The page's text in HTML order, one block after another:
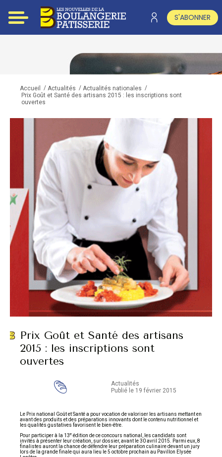
S'ABONNER
Accueil / Actualités / Actualités nationales /
Prix Goût et Santé des artisans 2015 : les inscriptions sont
ouvertes
Prix Goût et Santé des artisans
2015 : les inscriptions sont
ouvertes
Actualités
Publié le 19 février 2015
Le Prix national Goût et Santé a pour vocation de valoriser les artisans mettant en
avant des produits et des préparations innovants dont le contenu nutritionnel et
les qualités gustatives favorisent le bien-être.
Pour participer à la 13e édition de ce concours national, les candidats sont
invités à présenter leur création, sur dossier, avant le 30 avril 2015. Parmi eux, 8
finalistes auront la chance de défendre leur préparation culinaire devant un jury
lors de la grande finale qui aura lieu le 5 octobre prochain au Pavillon Elysée